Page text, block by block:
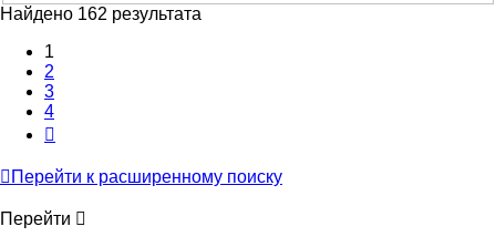
Найдено 162 результата
1
2
3
4
Перейти к расширенному поиску
Перейти